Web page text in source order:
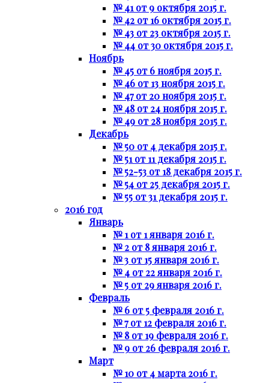
№ 41 от 9 октября 2015 г.
№ 42 от 16 октября 2015 г.
№ 43 от 23 октября 2015 г.
№ 44 от 30 октября 2015 г.
Ноябрь
№ 45 от 6 ноября 2015 г.
№ 46 от 13 ноября 2015 г.
№ 47 от 20 ноября 2015 г.
№ 48 от 24 ноября 2015 г.
№ 49 от 28 ноября 2015 г.
Декабрь
№ 50 от 4 декабря 2015 г.
№ 51 от 11 декабря 2015 г.
№ 52-53 от 18 декабря 2015 г.
№ 54 от 25 декабря 2015 г.
№ 55 от 31 декабря 2015 г.
2016 год
Январь
№ 1 от 1 января 2016 г.
№ 2 от 8 января 2016 г.
№ 3 от 15 января 2016 г.
№ 4 от 22 января 2016 г.
№ 5 от 29 января 2016 г.
Февраль
№ 6 от 5 февраля 2016 г.
№ 7 от 12 февраля 2016 г.
№ 8 от 19 февраля 2016 г.
№ 9 от 26 февраля 2016 г.
Март
№ 10 от 4 марта 2016 г.